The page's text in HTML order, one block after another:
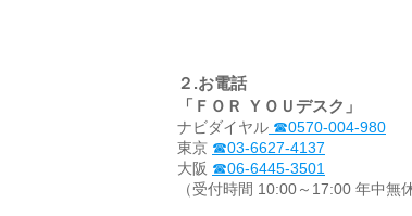
２.お電話
「ＦＯＲ ＹＯＵデスク」
ナビダイヤル ☎0570-004-980
東京 ☎03-6627-4137
大阪 ☎06-6445-3501
（受付時間 10:00～17:00 年中無